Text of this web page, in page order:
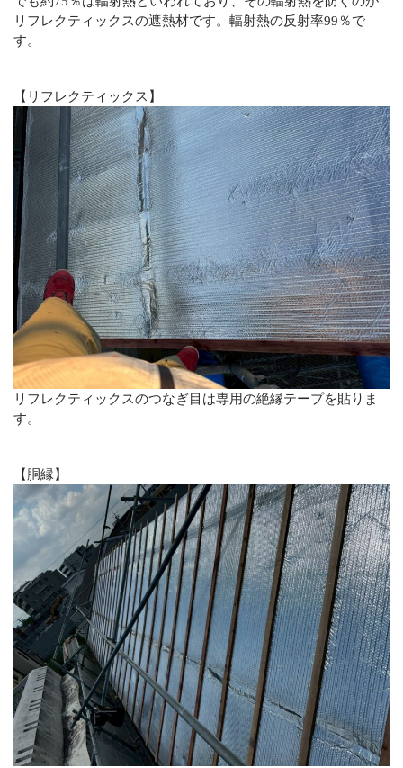
リフレクティックスの遮熱材です。輻射熱の反射率99％で
す。
【リフレクティックス】
リフレクティックスのつなぎ目は専用の絶縁テープを貼りま
す。
【胴縁】